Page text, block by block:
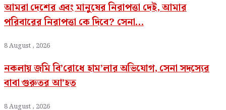
আমরা দেশের এবং মানুষের নিরাপত্তা দেই, আমার
পরিবারের নিরাপত্তা কে দিবে? সেনা...
8 August , 2026
নকলায় জমি বি’রোধে হাম’লার অভিযোগ, সেনা সদস্যের
বাবা গুরুতর আ’হত
8 August , 2026